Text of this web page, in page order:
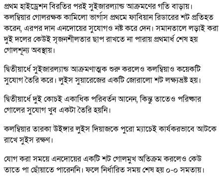
প্রথম হাইড্রেশন বিরতির পরই সুইজারল্যান্ড আক্রমণের গতি বাড়ায়।
কলম্বিয়ার গোলরক্ষক কামিলো ভার্গাস প্রথমে ফাবিয়ান রিডারের শট প্রতিহত
করেন, এরপর দান এনদোয়ের সুযোগও নষ্ট করে দেন। সমানতালে লড়াই করা
দুই দলের কেউই সৃজনশীলতার ছাপ রাখতে না পারায় প্রথমার্ধ শেষ হয়
গোলশূন্য অবস্থায়।
দ্বিতীয়ার্ধে সুইজারল্যান্ড আক্রমণাত্মক শুরু করলেও কলম্বিয়াও কয়েকটি
সুযোগ তৈরি করে। লুইস সুয়ারেজের একটি জোরালো শট লক্ষ্যভ্রষ্ট হয়।
দ্বিতীয়ার্ধে দুই কোচই একাধিক পরিবর্তন আনেন, কিন্তু তাতেও পরিষ্কার
গোলের সুযোগ খুব একটা তৈরি হয়নি।
কলম্বিয়ার তারকা উইঙ্গার লুইস দিয়াজকে পুরো ম্যাচেই কার্যকরভাবে আটকে
রাখে সুইস রক্ষণ।
যোগ করা সময়ে এনদোয়ের একটি শট গোলমুখ অতিক্রম করলেও কেউ
তাতে পা ছোঁয়াতে পারেননি। ফলে নির্ধারিত সময় শেষ হয় ০-০ সমতায়।